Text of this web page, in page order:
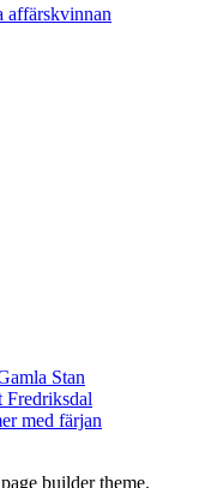
affärskvinnan
Stan
Fredriksdal
med färjan
builder theme.